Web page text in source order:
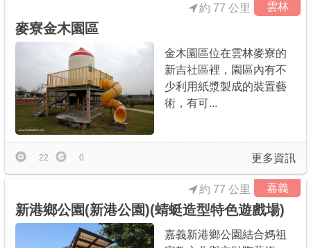
雲林
麥寮金木園區
約 77 公里
金木園區位在雲林麥寮的
新吉社區裡，園區內有不
少利用紙漿製成的裝置藝
術，有可...
更多資訊
22 0
嘉義
新港鄉公園(新港公園)(蜻蜓造型特色遊戲場)
約 77 公里
嘉義新港鄉公園結合媽祖